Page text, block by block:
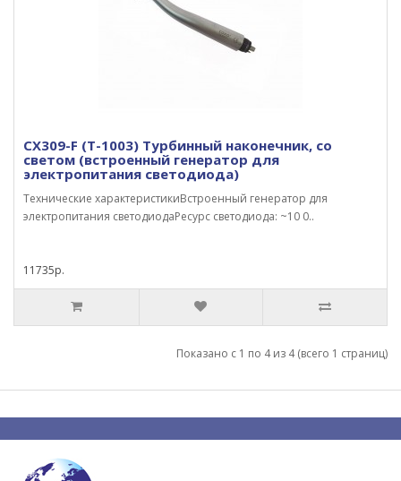
CX309-F (Т-1003) Турбинный наконечник, со
светом (встроенный генератор для
электропитания светодиода)
Технические характеристикиВстроенный генератор для
электропитания светодиодаРесурс светодиода: ~10 0..
11735р.
Показано с 1 по 4 из 4 (всего 1 страниц)